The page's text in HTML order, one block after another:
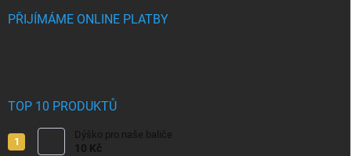
PŘIJÍMÁME ONLINE PLATBY
TOP 10 PRODUKTŮ
Dýško pro naše baliče
10 Kč